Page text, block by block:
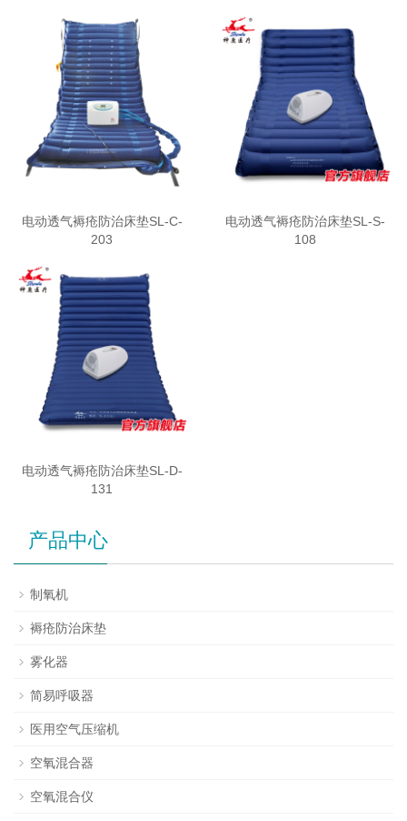
电动透气褥疮防治床垫SL-C-
203
电动透气褥疮防治床垫SL-S-
108
电动透气褥疮防治床垫SL-D-
131
产品中心
制氧机
褥疮防治床垫
雾化器
简易呼吸器
医用空气压缩机
空氧混合器
空氧混合仪